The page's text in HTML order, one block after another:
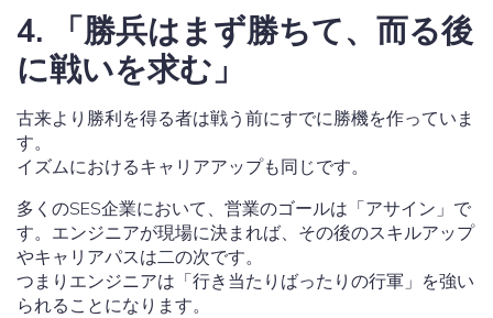
4. 「勝兵はまず勝ちて、而る後
に戦いを求む」
古来より勝利を得る者は戦う前にすでに勝機を作っていま
す。
イズムにおけるキャリアアップも同じです。
多くのSES企業において、営業のゴールは「アサイン」で
す。エンジニアが現場に決まれば、その後のスキルアップ
やキャリアパスは二の次です。
つまりエンジニアは「行き当たりばったりの行軍」を強い
られることになります。